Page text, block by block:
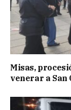
Misas,
venerar a San